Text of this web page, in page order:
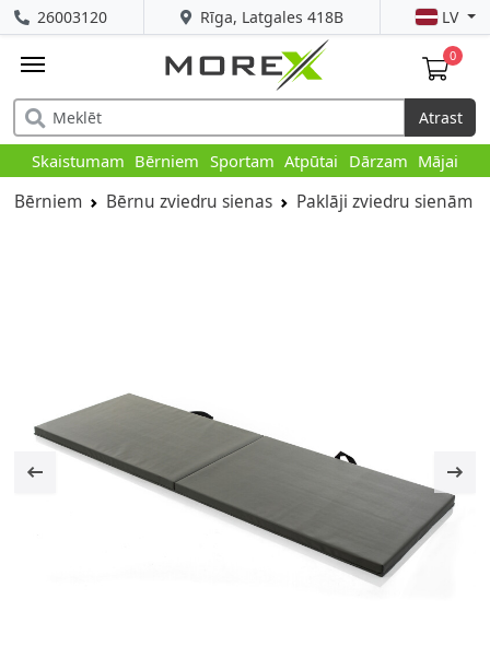
Rīga, Latgales 418B
26003120 LV
0
Atrast
Skaistumam Bērniem Sportam Atpūtai Dārzam Mājai
Bērniem Bērnu zviedru sienas Paklāji zviedru sienām